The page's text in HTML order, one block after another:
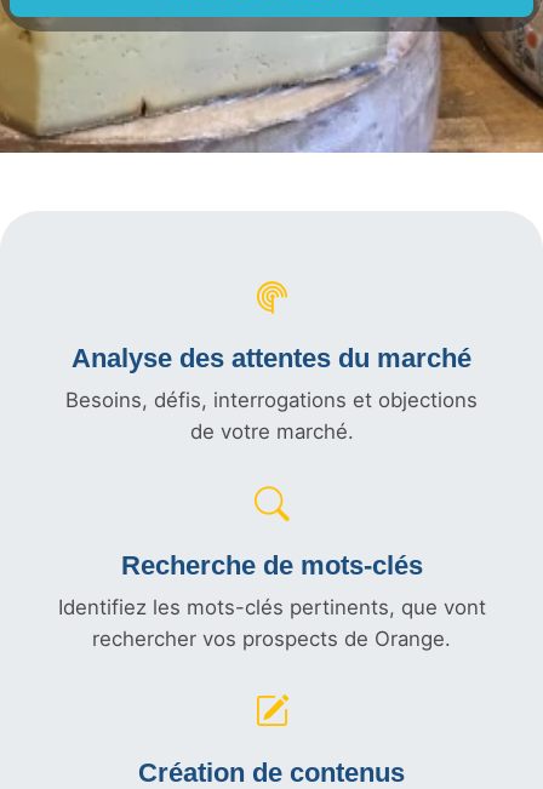
Analyse des attentes du marché
Besoins, défis, interrogations et objections
de votre marché.
Recherche de mots-clés
Identifiez les mots-clés pertinents, que vont
rechercher vos prospects de Orange.
Création de contenus